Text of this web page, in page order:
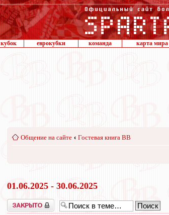
кубок еврокубки команда карта мира
Общение на сайте ‹ Гостевая книга ВВ
01.06.2025 - 30.06.2025
Закрыто